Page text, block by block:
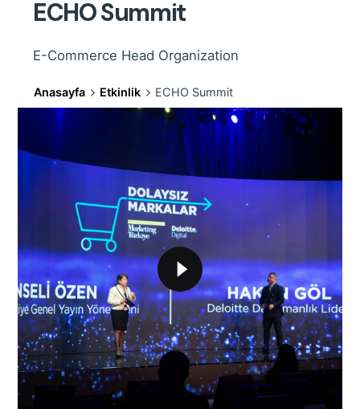
ECHO Summit
E-Commerce Head Organization
Anasayfa Etkinlik ECHO Summit